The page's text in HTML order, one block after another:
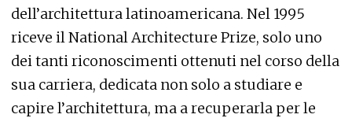
dell’architettura latinoamericana. Nel 1995
riceve il National Architecture Prize, solo uno
dei tanti riconoscimenti ottenuti nel corso della
sua carriera, dedicata non solo a studiare e
capire l’architettura, ma a recuperarla per le